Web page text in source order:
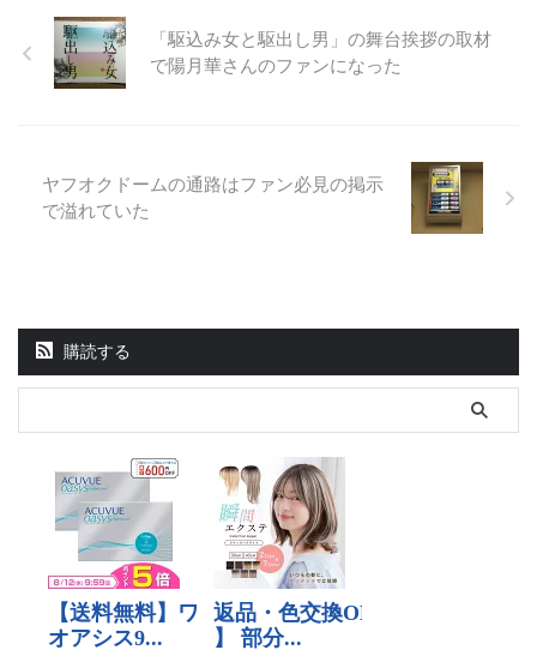
「駆込み女と駆出し男」の舞台挨拶の取材
で陽月華さんのファンになった
ヤフオクドームの通路はファン必見の掲示
で溢れていた
購読する